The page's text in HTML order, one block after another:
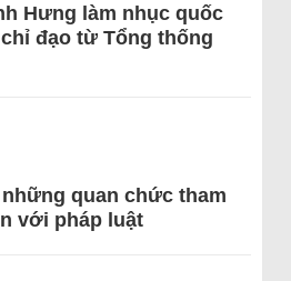
Hưng làm nhục quốc
đạo từ Tổng thống
quan chức tham
với pháp luật